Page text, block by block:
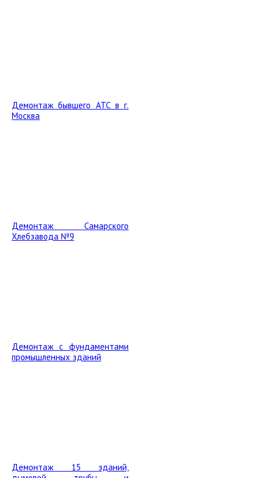
Демонтаж бывшего АТС в г.
Москва
Демонтаж Самарского
Хлебзавода №9
Демонтаж с фундаментами
промышленных зданий
Демонтаж 15 зданий,